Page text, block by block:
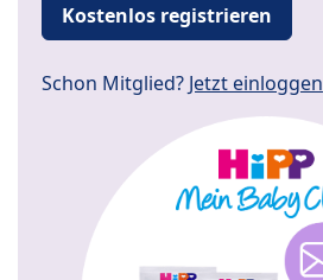
Kostenlos registrieren
Schon Mitglied? Jetzt einloggen